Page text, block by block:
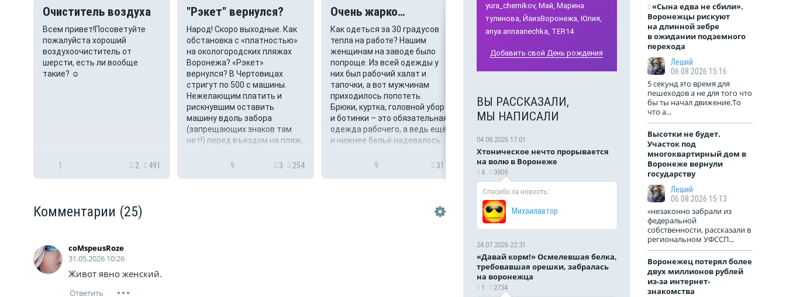
Очиститель воздуха
Всем привет!Посоветуйте
пожалуйста хороший
воздухоочиститель от
шерсти, есть ли вообще
такие? ☺️
1 2 491
"Рэкет" вернулся?
Народ! Скоро выходные. Как
обстановка с «платностью»
на окологородских пляжах
Воронежа? «Рэкет»
вернулся? В Чертовицах
стригут по 500 с машины.
Нежелающим платить и
рискнувшим оставить
машину вдоль забора
(запрещающих знаков там
нет!) перед въездом на пляж,
ни квитанц...
9 3 254
Очень жарко…
Как одеться за 30 градусов
тепла на работе? Нашим
женщинам на заводе было
попроще. Из всей одежды у
них был рабочий халат и
тапочки, а вот мужчинам
приходилось попотеть.
Брюки, куртка, головной убор
и ботинки – это обязательная
одежда рабочего, а ведь ещё
и нижнее бельё надевалось.
9
317
Об отключении воды
на 1,5 суток в жару
что 7 и 8 августа в нашем
отключение воды в эти
выходные на более
прохладные дни позже? Как в
особенно холодной, это
проблемно и небезопасно
для здоровья
12
На АЗС Роснефти
снова исчез бензин
На АЗС Роснефть сегодня
кроме ДТ. Нет его на
Ленинском проспекте, ул.
Землячки, проспекте
Патриотов. В онлайн канале
Макс также про данную сеть
сегодня нет информации. Что
случилось?
12 4
Комментарии (25)
coMspeusRoze
31.05.2026 10:26
Живот явно женский.
yura_chernikov, Май, Марина
тулинова, ЙаизВоронежа, Юлия,
anya.annaanechka, TER14
Добавить свой День рождения
ВЫ РАССКАЗАЛИ,
МЫ НАПИСАЛИ
04.08.2026 17:01
Хтоническое нечто прорывается
на волю в Воронеже
4 3909
Спасибо за новость:
Михаилавтор
24.07.2026 22:31
«Давай корм!» Осмелевшая белка,
требовавшая орешки, забралась
на воронежца
1 2734
«Сына едва не сбили».
Воронежцы рискуют
на длинной зебре
в ожидании подземного
перехода
Леший
06.08.2026 15:16
5 секунд это время для
пешеходов а не для того что
бы ты начал движение.То
что а...
Высотки не будет.
Участок под
многоквартирный дом в
Воронеже вернули
государству
Леший
06.08.2026 15:13
«незаконно забрали из
федеральной
собственности, рассказали в
региональном УФССП...
Воронежец потерял более
двух миллионов рублей
из-за интернет-
знакомства